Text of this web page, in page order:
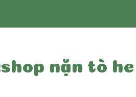
nặn tò